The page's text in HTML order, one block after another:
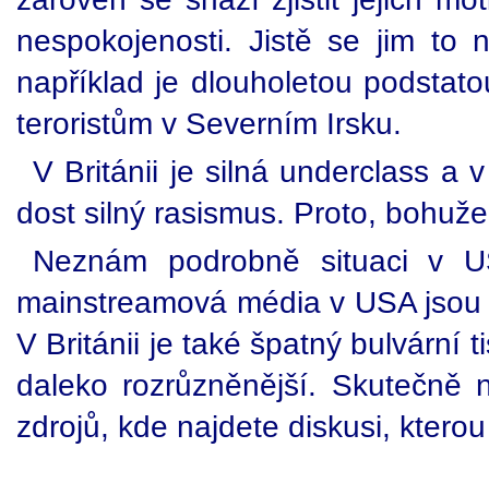
nespokojenosti. Jistě se jim to
například je dlouholetou
teroristům v Severním Irsku.
V Británii je silná underclass a
dost silný rasismus. Proto,
Neznám podrobně situaci v
mainstreamová média v USA
V Británii je také špatný bulvární
daleko rozrůzněnější. Skutečně
zdrojů, kde najdete diskusi,